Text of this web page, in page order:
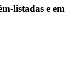
listadas e em